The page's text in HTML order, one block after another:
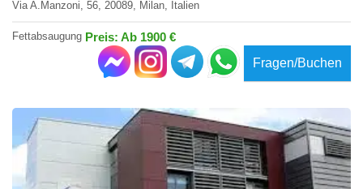
Via A.Manzoni, 56, 20089, Milan, Italien
Fettabsaugung Preis: Ab 1900 €
Fragen/Buchen